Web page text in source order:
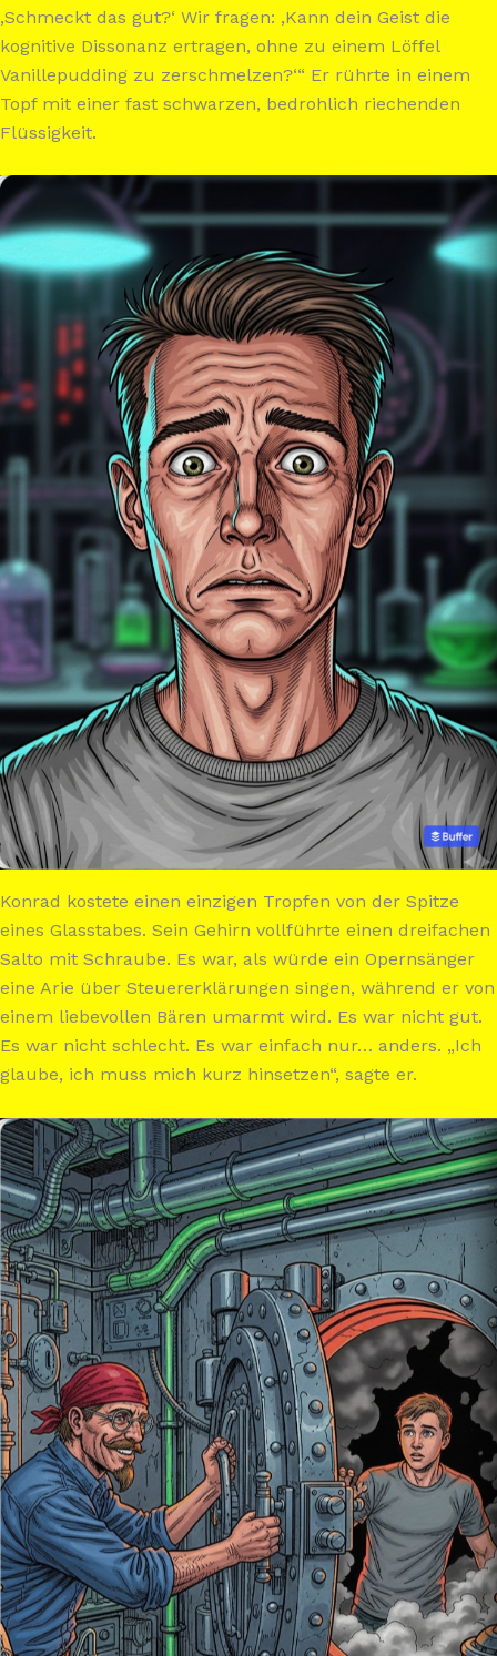
‚Schmeckt das gut?‘ Wir fragen: ‚Kann dein Geist die
kognitive Dissonanz ertragen, ohne zu einem Löffel
Vanillepudding zu zerschmelzen?‘“ Er rührte in einem
Topf mit einer fast schwarzen, bedrohlich riechenden
Flüssigkeit.
Konrad kostete einen einzigen Tropfen von der Spitze
eines Glasstabes. Sein Gehirn vollführte einen dreifachen
Salto mit Schraube. Es war, als würde ein Opernsänger
eine Arie über Steuererklärungen singen, während er von
einem liebevollen Bären umarmt wird. Es war nicht gut.
Es war nicht schlecht. Es war einfach nur… anders. „Ich
glaube, ich muss mich kurz hinsetzen“, sagte er.